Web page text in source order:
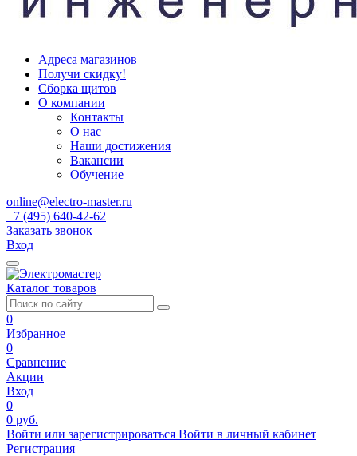
Адреса магазинов
Получи скидку!
Сборка щитов
О компании
Контакты
О нас
Наши достижения
Вакансии
Обучение
online@electro-master.ru
+7 (495) 640-42-62
Заказать звонок
Вход
Каталог товаров
0
Избранное
0
Сравнение
Акции
Вход
0
0 руб.
Войти или зарегистрироваться Войти в личный кабинет
Регистрация